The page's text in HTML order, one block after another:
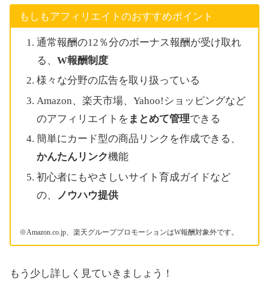
もしもアフィリエイトのおすすめポイント
通常報酬の12％分のボーナス報酬が受け取れ
る、 W報酬制度
様々な分野の広告を取り扱っている
Amazon、楽天市場、Yahoo!ショッピングなど
のアフィリエイトを まとめて管理できる
簡単にカード型の商品リンクを作成できる、
かんたんリンク機能
初心者にもやさしいサイト育成ガイドなど
の、
ノウハウ提供
※Amazon.co.jp、楽天グループプロモーションはW報酬対象外です。
もう少し詳しく見ていきましょう！